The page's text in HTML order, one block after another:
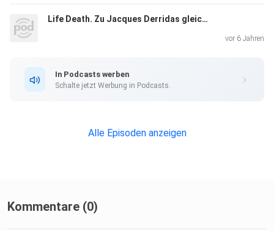
Life Death. Zu Jacques Derridas gleichnamigem Seminar
vor 6 Jahren
In Podcasts werben
Schalte jetzt Werbung in Podcasts.
Alle Episoden anzeigen
Kommentare (0)